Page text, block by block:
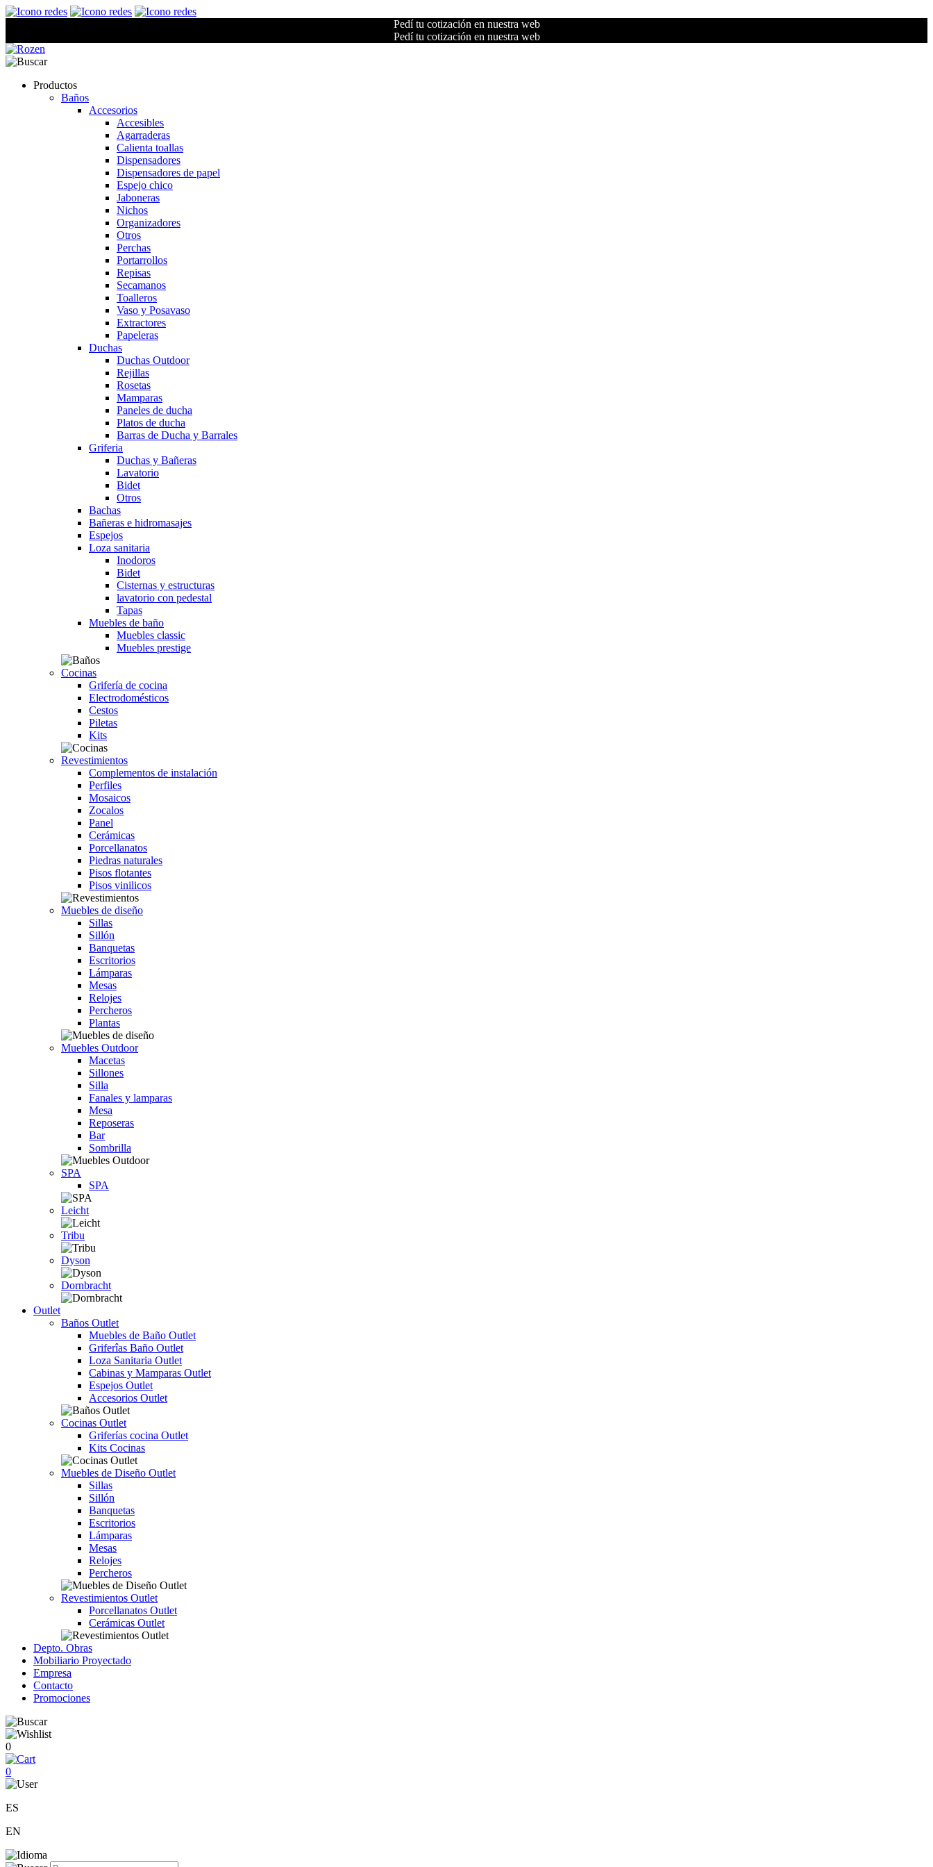
Pedí tu cotización en nuestra web
Pedí tu cotización en nuestra web
Productos
Baños
Accesorios
Accesibles
Agarraderas
Calienta toallas
Dispensadores
Dispensadores de papel
Espejo chico
Jaboneras
Nichos
Organizadores
Otros
Perchas
Portarrollos
Repisas
Secamanos
Toalleros
Vaso y Posavaso
Extractores
Papeleras
Duchas
Duchas Outdoor
Rejillas
Rosetas
Mamparas
Paneles de ducha
Platos de ducha
Barras de Ducha y Barrales
Griferia
Duchas y Bañeras
Lavatorio
Bidet
Otros
Bachas
Bañeras e hidromasajes
Espejos
Loza sanitaria
Inodoros
Bidet
Cisternas y estructuras
lavatorio con pedestal
Tapas
Muebles de baño
Muebles classic
Muebles prestige
Cocinas
Grifería de cocina
Electrodomésticos
Cestos
Piletas
Kits
Revestimientos
Complementos de instalación
Perfiles
Mosaicos
Zocalos
Panel
Cerámicas
Porcellanatos
Piedras naturales
Pisos flotantes
Pisos vinilicos
Muebles de diseño
Sillas
Sillón
Banquetas
Escritorios
Lámparas
Mesas
Relojes
Percheros
Plantas
Muebles Outdoor
Macetas
Sillones
Silla
Fanales y lamparas
Mesa
Reposeras
Bar
Sombrilla
SPA
SPA
Leicht
Tribu
Dyson
Dornbracht
Outlet
Baños Outlet
Muebles de Baño Outlet
Griferîas Baño Outlet
Loza Sanitaria Outlet
Cabinas y Mamparas Outlet
Espejos Outlet
Accesorios Outlet
Cocinas Outlet
Griferías cocina Outlet
Kits Cocinas
Muebles de Diseño Outlet
Sillas
Sillón
Banquetas
Escritorios
Lámparas
Mesas
Relojes
Percheros
Revestimientos Outlet
Porcellanatos Outlet
Cerámicas Outlet
Depto. Obras
Mobiliario Proyectado
Empresa
Contacto
Promociones
0
0
ES
EN